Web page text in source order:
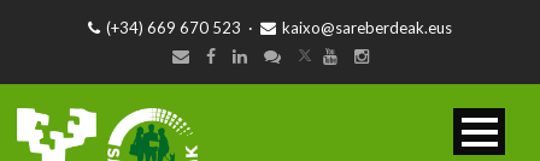
(+34) 669 670 523 · kaixo@sareberdeak.eus